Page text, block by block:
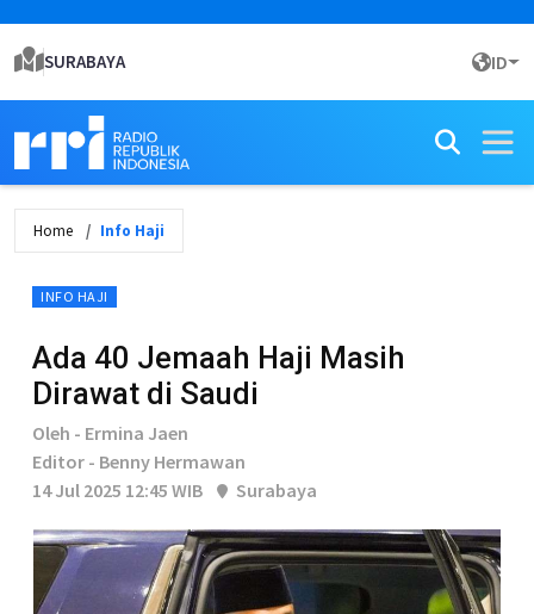
SURABAYA ID
Home Info Haji
INFO HAJI
Ada 40 Jemaah Haji Masih
Dirawat di Saudi
Oleh - Ermina Jaen
Editor - Benny Hermawan
14 Jul 2025 12:45 WIB
Surabaya